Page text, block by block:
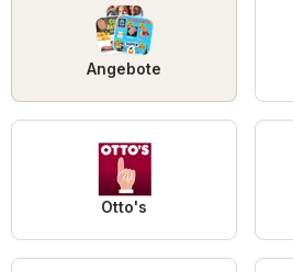
Angebote
Otto's